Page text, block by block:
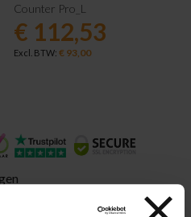
Counter Pro_L
€ 112,53
€ 93,00